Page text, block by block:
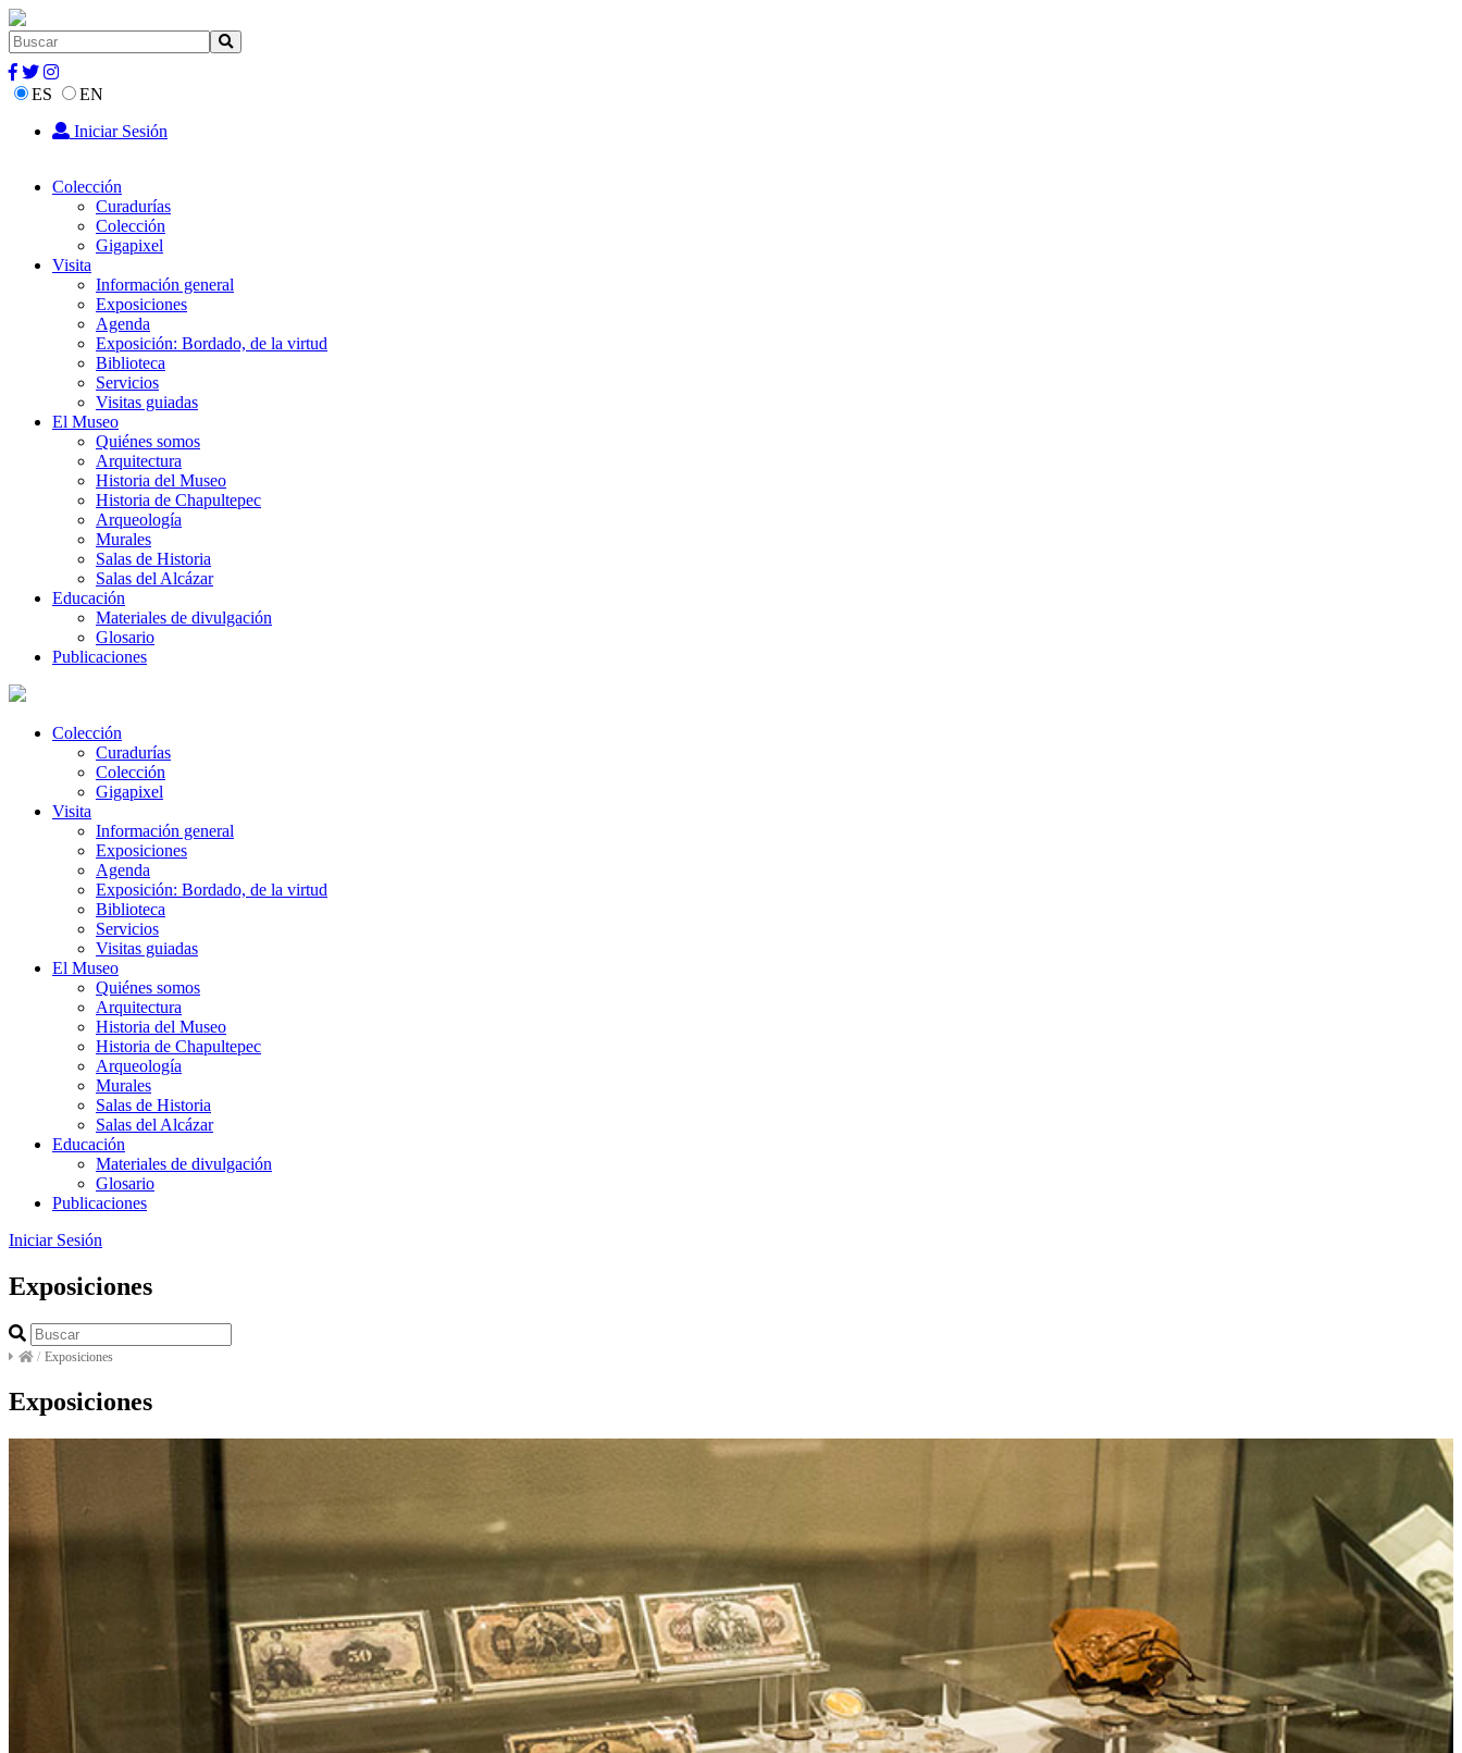
ES
EN
Iniciar Sesión
Colección
Curadurías
Colección
Gigapixel
Visita
Información general
Exposiciones
Agenda
Exposición: Bordado, de la virtud
Biblioteca
Servicios
Visitas guiadas
El Museo
Quiénes somos
Arquitectura
Historia del Museo
Historia de Chapultepec
Arqueología
Murales
Salas de Historia
Salas del Alcázar
Educación
Materiales de divulgación
Glosario
Publicaciones
Colección
Curadurías
Colección
Gigapixel
Visita
Información general
Exposiciones
Agenda
Exposición: Bordado, de la virtud
Biblioteca
Servicios
Visitas guiadas
El Museo
Quiénes somos
Arquitectura
Historia del Museo
Historia de Chapultepec
Arqueología
Murales
Salas de Historia
Salas del Alcázar
Educación
Materiales de divulgación
Glosario
Publicaciones
Iniciar Sesión
Exposiciones
/ Exposiciones
Exposiciones